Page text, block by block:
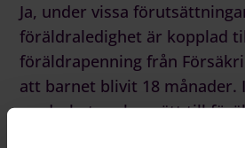
Ja, under vissa
föräldraledighet är kopplad
föräldrapenning från
att barnet blivit 18 månader.
medarbetare har rätt till
ansöker om ledigheten två